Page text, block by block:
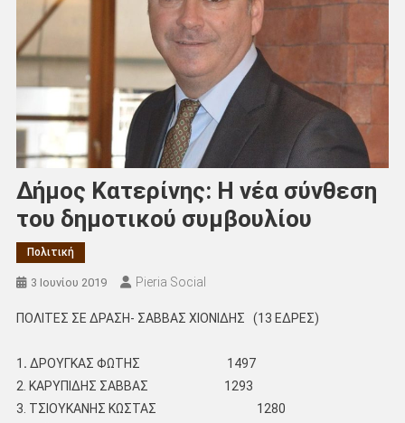
Δήμος Κατερίνης: Η νέα σύνθεση
του δημοτικού συμβουλίου
Πολιτική
3 Ιουνίου 2019 Pieria Social
ΠΟΛΙΤΕΣ ΣΕ ΔΡΑΣΗ- ΣΑΒΒΑΣ ΧΙΟΝΙΔΗΣ (13 ΕΔΡΕΣ)
1 . ΔΡΟΥΓΚΑΣ ΦΩΤΗΣ 1497
2. ΚΑΡΥΠΙΔΗΣ ΣΑΒΒΑΣ 1293
3. ΤΣΙΟΥΚΑΝΗΣ ΚΩΣΤΑΣ 1280